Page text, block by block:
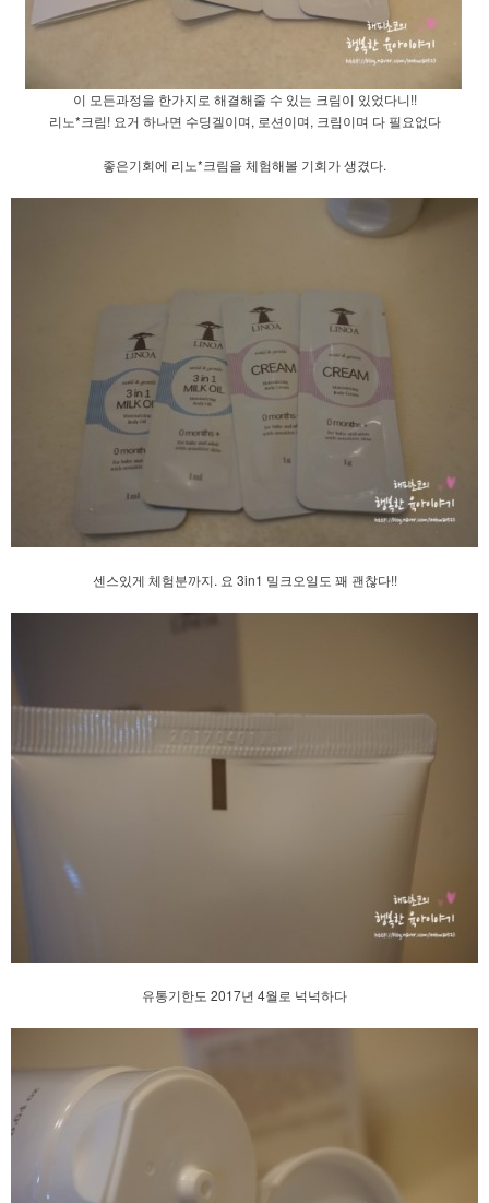
이 모든과정을 한가지로 해결해줄 수 있는 크림이 있었다니!!
리노*크림! 요거 하나면 수딩겔이며, 로션이며, 크림이며 다 필요없다
좋은기회에 리노*크림을 체험해볼 기회가 생겼다.
센스있게 체험분까지. 요 3in1 밀크오일도 꽤 괜찮다!!
유통기한도 2017년 4월로 넉넉하다